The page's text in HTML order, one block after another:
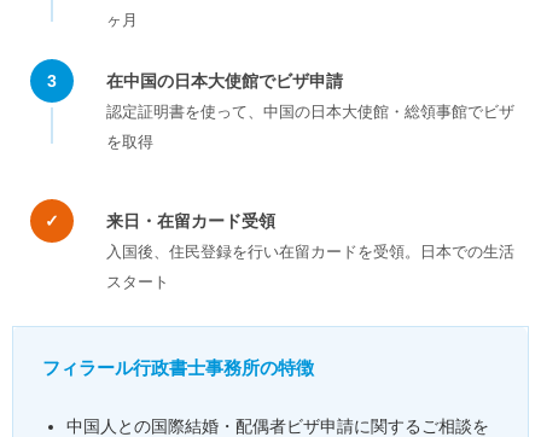
ヶ月
3 在中国の日本大使館でビザ申請
認定証明書を使って、中国の日本大使館・総領事館でビザ
を取得
✓ 来日・在留カード受領
入国後、住民登録を行い在留カードを受領。日本での生活
スタート
フィラール行政書士事務所の特徴
中国人との国際結婚・配偶者ビザ申請に関するご相談を